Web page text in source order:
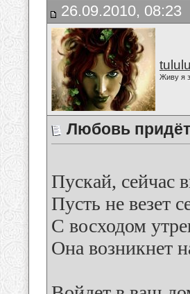
26.09.2010, 08:23
Живу я
Любовь
Пускай, сейчас
Пусть не везет
С восходом
Она возникнет